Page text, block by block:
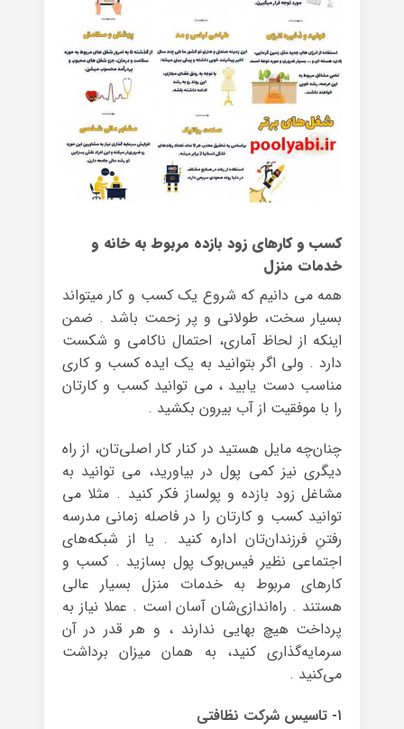
کسب و کارهای زود بازده مربوط به خانه و
خدمات منزل
همه می دانیم که شروع یک کسب و کار میتواند
بسیار سخت، طولانی و پر زحمت باشد . ضمن
اینکه از لحاظ آماری، احتمال ناکامی و شکست
دارد . ولی اگر بتوانید به یک ایده‌ کسب و کاری
مناسب دست یابید ، می توانید کسب و کار‌تان
را با موفقیت از آب بیرون بکشید .
چنان‌چه مایل هستید در کنار کار اصلی‌تان، از راه
دیگری نیز کمی پول در بیاورید، می توانید به
مشاغل زود بازده و پولساز فکر کنید . مثلا می
توانید کسب و کار‌تان را در فاصله‌ زمانی مدرسه
رفتنِ فرزندان‌تان اداره کنید . یا از شبکه‌‌های
اجتماعی نظیر فیس‌بوک پول بسازید . کسب و
کارهای مربوط به خدمات منزل بسیار عالی
هستند . راه‌اندازی‌شان آسان است . عملا نیاز به
پرداخت هیچ بهایی ندارند ، و هر قدر در آن
سرمایه‌گذاری کنید،‌ به همان میزان برداشت
می‌کنید .
۱- تاسیس شرکت نظافتی